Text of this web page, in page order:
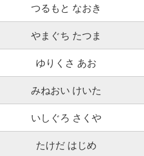
つるもと なおき
やまぐち たつま
ゆりくさ あお
みねおい けいた
いしぐろ さくや
たけだ はじめ